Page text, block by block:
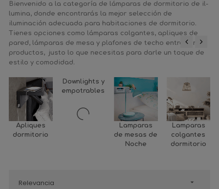
Bienvenido a la categoría de lámparas de dormitorio de il-
lumina, donde encontrarás la mejor selección de
iluminación adecuada para habitaciones de dormitorio.
Tienes opciones como lámparas colgantes, apliques de
pared, lámparas de mesa y plafones de techo entre otros
productos, justo lo que necesitas para darle un toque de
estilo y comodidad.
Apliques
dormitorio
Downlights y
empotrables
Lamparas
de mesas de
Noche
Lamparas
colgantes
dormitorio
‹ ›
Relevancia 